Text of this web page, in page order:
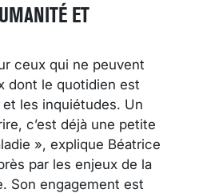
ET
ceux qui ne peuvent
dont le quotidien est
les inquiétudes. Un
c’est déjà une petite
», explique Béatrice
par les enjeux de la
Son engagement est